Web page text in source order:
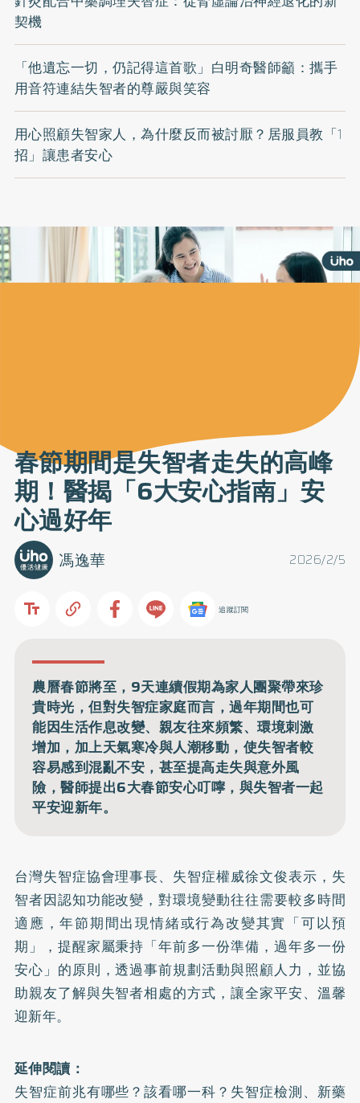
契機
「他遺忘一切，仍記得這首歌」白明奇醫師籲：攜手
用音符連結失智者的尊嚴與笑容
用心照顧失智家人，為什麼反而被討厭？居服員教「1
招」讓患者安心
春節期間是失智者走失的高峰
期！醫揭「6大安心指南」安
心過好年
2026/2/5
馮逸華
追蹤訂閱
農曆春節將至，9天連續假期為家人團聚帶來珍
貴時光，但對失智症家庭而言，過年期間也可
能因生活作息改變、親友往來頻繁、環境刺激
增加，加上天氣寒冷與人潮移動，使失智者較
容易感到混亂不安，甚至提高走失與意外風
險，醫師提出6大春節安心叮嚀，與失智者一起
平安迎新年。
台灣失智症協會理事長、失智症權威徐文俊表示，失
智者因認知功能改變，對環境變動往往需要較多時間
適應，年節期間出現情緒或行為改變其實「可以預
期」，提醒家屬秉持「年前多一份準備，過年多一份
安心」的原則，透過事前規劃活動與照顧人力，並協
助親友了解與失智者相處的方式，讓全家平安、溫馨
迎新年。
延伸閱讀：
失智症前兆有哪些？該看哪一科？失智症檢測、新藥